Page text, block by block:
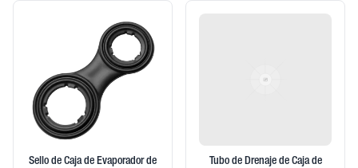
Sello de Caja de Evaporador de
Tubo de Drenaje de Caja de